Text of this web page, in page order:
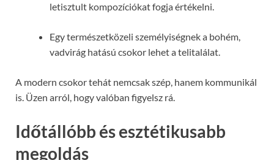
letisztult kompozíciókat fogja értékelni.
Egy természetközeli személyiségnek a bohém,
vadvirág hatású csokor lehet a telitalálat.
A modern csokor tehát nemcsak szép, hanem kommunikál
is. Üzen arról, hogy valóban figyelsz rá.
Időtállóbb és esztétikusabb
megoldás